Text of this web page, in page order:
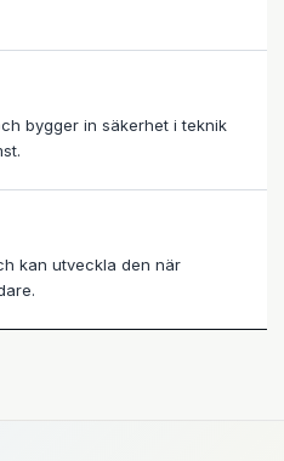
bygger in säkerhet i teknik
kan utveckla den när